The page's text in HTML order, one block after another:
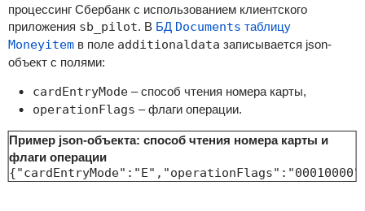
процессинг Сбербанк с использованием клиентского
приложения sb_pilot. В БД Documents таблицу
Moneyitem в поле additionaldata записывается json-
объект с полями:
cardEntryMode– способ чтения номера карты,
operationFlags – флаги операции.
Пример json-объекта: способ чтения номера карты и
флаги операции